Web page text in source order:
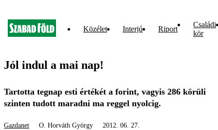
Közélet Interjú Riport
Családi
kör
Jól indul a mai nap!
Tartotta tegnap esti értékét a forint, vagyis 286 körüli
szinten tudott maradni ma reggel nyolcig.
Gazdanet O. Horváth György 2012. 06. 27.